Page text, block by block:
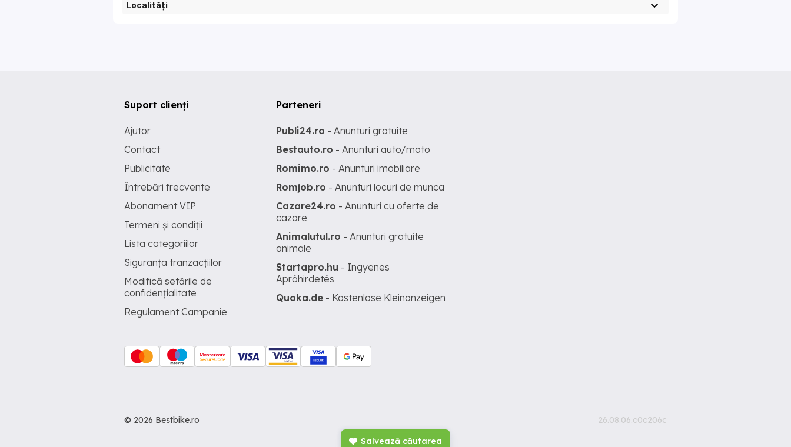
Localități
Salvează căutarea
Suport clienți
Ajutor
Contact
Publicitate
Întrebări frecvente
Abonament VIP
Termeni și condiții
Lista categoriilor
Siguranța tranzacțiilor
Modifică setările de
confidențialitate
Regulament Campanie
Parteneri
Publi24.ro - Anunturi gratuite
Bestauto.ro - Anunturi auto/moto
Romimo.ro - Anunturi imobiliare
Romjob.ro - Anunturi locuri de munca
Cazare24.ro - Anunturi cu oferte de
cazare
Animalutul.ro - Anunturi gratuite
animale
Startapro.hu - Ingyenes
Apróhirdetés
Quoka.de - Kostenlose Kleinanzeigen
© 2026 Bestbike.ro 26.08.06.c0c206c